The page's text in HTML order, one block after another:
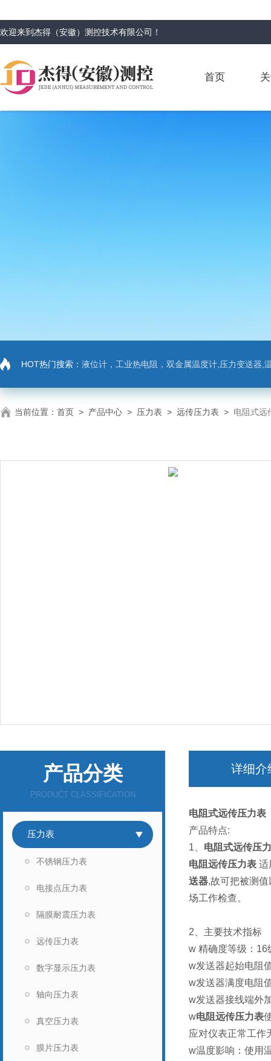
欢迎来到杰得（安徽）测控技术有限公司 ！
首页
HOT热门搜索： 液位计，工业热电阻，双金属温度计,压力变送器,
当前位置： 首页 > 产品中心 > 压力表 > 远传压力表 > 电阻式远
产品分类
PRODUCT CLASSIFICATION
压力表
不锈钢压力表
电接点压力表
隔膜耐震压力表
远传压力表
数字显示压力表
轴向压力表
真空压力表
膜片压力表
详细介
电阻式远传压力表
产品特点:
1、 电阻式远传压
电阻远传压力表 适
送器,故可把被测
场工作检查。
2、 主要技术指标
w 精确度等级：16
w发送器起始电阻
w发送器满度电阻
w发送器接线端外
w电阻远传压力表
应对仪表正常工作
w温度影响：使用